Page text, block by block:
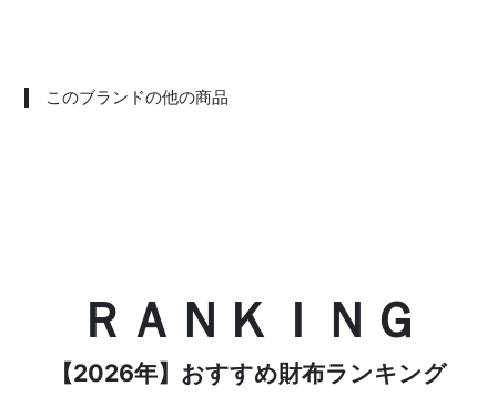
このブランドの他の商品
ＲＡＮＫＩＮＧ
【2026年】おすすめ財布ランキング